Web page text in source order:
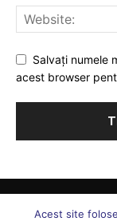
Salvați numele
acest browser
Comunicate
S. N. ”Forța
Acest site